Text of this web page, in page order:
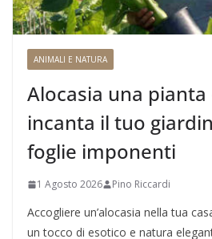
ANIMALI E NATURA
Alocasia una
incanta il tuo
foglie imponenti
1 Agosto 2026 Pino Riccardi
Accogliere un’alocasia nella tua
un tocco di esotico e natura